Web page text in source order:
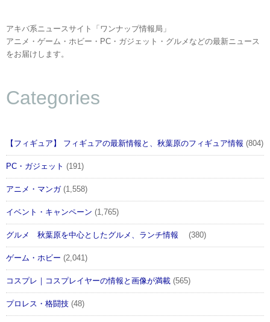
アキバ系ニュースサイト「ワンナップ情報局」
アニメ・ゲーム・ホビー・PC・ガジェット・グルメなどの最新ニュース
をお届けします。
Categories
【フィギュア】 フィギュアの最新情報と、秋葉原のフィギュア情報 (804)
PC・ガジェット (191)
アニメ・マンガ(1,558)
イベント・キャンペーン (1,765)
グルメ 秋葉原を中心としたグルメ、ランチ情報 (380)
ゲーム・ホビー (2,041)
コスプレ｜コスプレイヤーの情報と画像が満載 (565)
プロレス・格闘技 (48)